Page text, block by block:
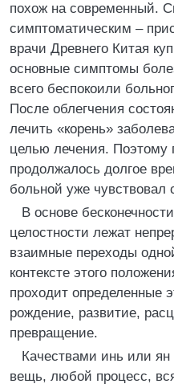
похож на современный.
симптоматическим –
врачи Древнего Китая
основные симптомы
всего беспокоили
После облегчения
лечить «корень»
целью лечения. Поэтому
продолжалось долгое
больной уже чувствовал
В основе
целостности лежат
взаимные переходы
контексте этого
проходит определенные
рождение, развитие,
превращение.
Качествами инь или
вещь, любой процесс,